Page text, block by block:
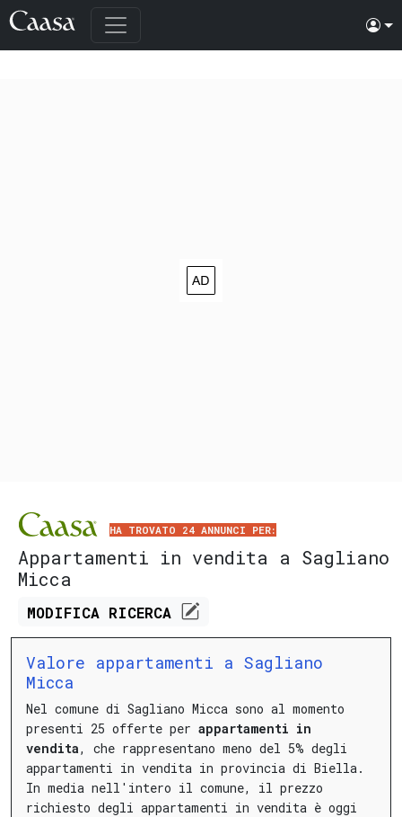
HA TROVATO 24 ANNUNCI PER:
Appartamenti in vendita a Sagliano
Micca
MODIFICA RICERCA
Valore appartamenti a Sagliano
Micca
Nel comune di Sagliano Micca sono al momento
presenti 25 offerte per appartamenti in
vendita, che rappresentano meno del 5% degli
appartamenti in vendita in provincia di Biella.
In media nell'intero il comune, il prezzo
richiesto degli appartamenti in vendita è oggi